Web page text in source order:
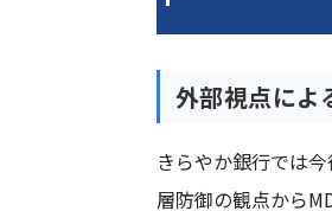
外部視点によ
きらやか銀行では
層防御の観点から